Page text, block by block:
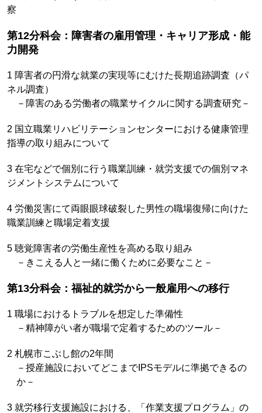
察
第12分科会：障害者の雇用管理・キャリア形成・能
力開発
1 障害者の円滑な就業の実現等にむけた長期追跡調査（パ
ネル調査）
－障害のある労働者の職業サイクルに関する調査研究－
2 国立職業リハビリテーションセンターにおける健康管理
指導の取り組みについて
3 在宅などで個別に行う職業訓練・就労支援での個別マネ
ジメントシステムについて
4 労働災害にて両眼眼球破裂した男性の職場復帰に向けた
職業訓練と職場定着支援
5 聴覚障害者の労働生産性を高める取り組み
－きこえる人と一緒に働くために必要なこと－
第13分科会：福祉的就労から一般雇用への移行
1 職場におけるトラブルを想定した準備性
－精神障がい者が職場で定着するためのツール－
2 札幌市こぶし館の2年間
－授産施設においてどこまでIPSモデルに準拠できるの
か－
3 就労移行支援施設における、「作業支援プログラム」の